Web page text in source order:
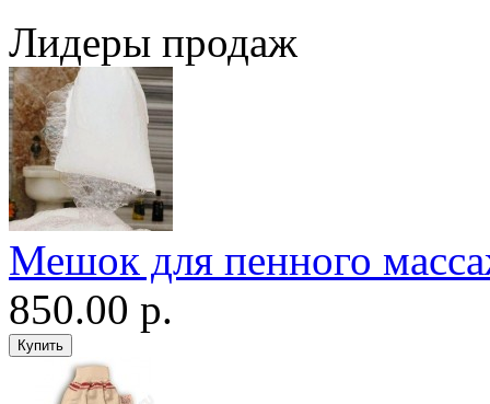
Лидеры продаж
Мешок для пенного
850.00 р.